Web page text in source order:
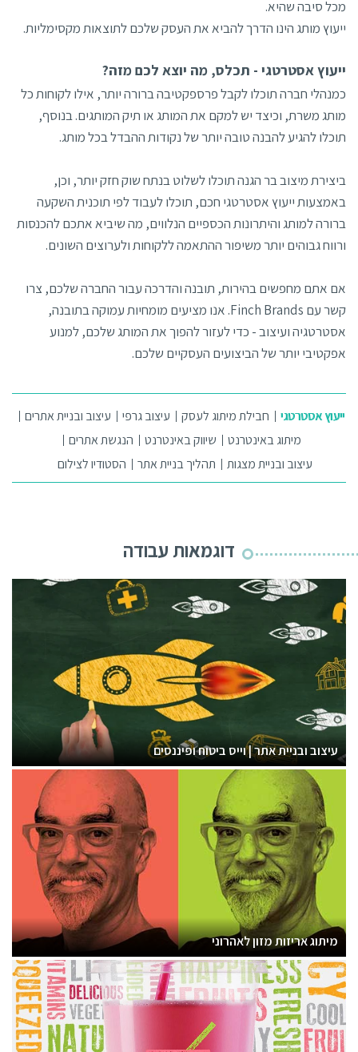
מכל סיבה שהיא.
ייעוץ מותג הינו הדרך להביא את העסק שלכם לתוצאות מקסימליות.
ייעוץ אסטרטגי - תכלס, מה יוצא לכם מזה?
כמנהלי חברה תוכלו לקבל פרספקטיבה ברורה יותר, אילו לקוחות כל
מותג משרת, וכיצד יש למקם את המותג או תיק המותגים. בנוסף,
תוכלו להגיע להבנה טובה יותר של נקודות ההבדל בכל מותג.
ביצירת מיצוב בר הגנה תוכלו לשלוט בנתח שוק חזק יותר, וכן,
באמצעות ייעוץ אסטרטגי חכם, תוכלו לעבוד לפי תוכנית השקעה
ברורה למותג והיתרונות הכספיים הנלווים, מה שיביא אתכם להכנסות
ורווח גבוהים יותר משיפור ההתאמה ללקוחות ולערוצים השונים.
אם אתם מחפשים בהירות, תובנה והדרכה עבור החברה שלכם, צרו
קשר עם Finch Brands. אנו מציעים מומחיות עמוקה בתובנה,
אסטרטגיה ועיצוב - כדי לעזור להפוך את המותג שלכם, למנוע
אפקטיבי יותר של הביצועים העסקיים שלכם.
ייעוץ אסטרטגי חבילת מיתוג לעסק עיצוב גרפי
עיצוב ובניית אתרים
מיתוג באינטרנט
שיווק באינטרנט
הנגשת אתרים
עיצוב ובניית מצגות
תהליך בניית אתר הסטודיו לצילום
דוגמאות עבודה
עיצוב ובניית אתר | וייס ביטוח ופיננסים
מיתוג אריזות מזון לאהרוני